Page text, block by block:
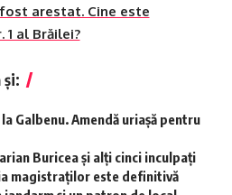
arestat. Cine este
al Brăilei?
și:
Galbenu. Amendă uriașă pentru
Buricea și alți cinci inculpați
magistraților este definitivă